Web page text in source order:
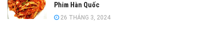
Phim Hàn Quốc
26 THÁNG 3, 2024